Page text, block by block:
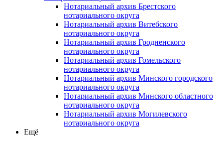
Нотариальный архив Брестского
нотариального округа
Нотариальный архив Витебского
нотариального округа
Нотариальный архив Гродненского
нотариального округа
Нотариальный архив Гомельского
нотариального округа
Нотариальный архив Минского городского
нотариального округа
Нотариальный архив Минского областного
нотариального округа
Нотариальный архив Могилевского
нотариального округа
Ещё